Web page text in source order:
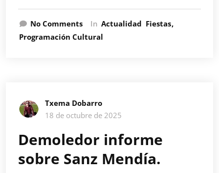
No Comments In Actualidad Fiestas
Programación Cultural
Txema Dobarro
18 de octubre de 2025
Demoledor informe
sobre Sanz Mendía.